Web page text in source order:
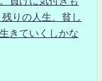
りの人生、貧し
きていくしかな